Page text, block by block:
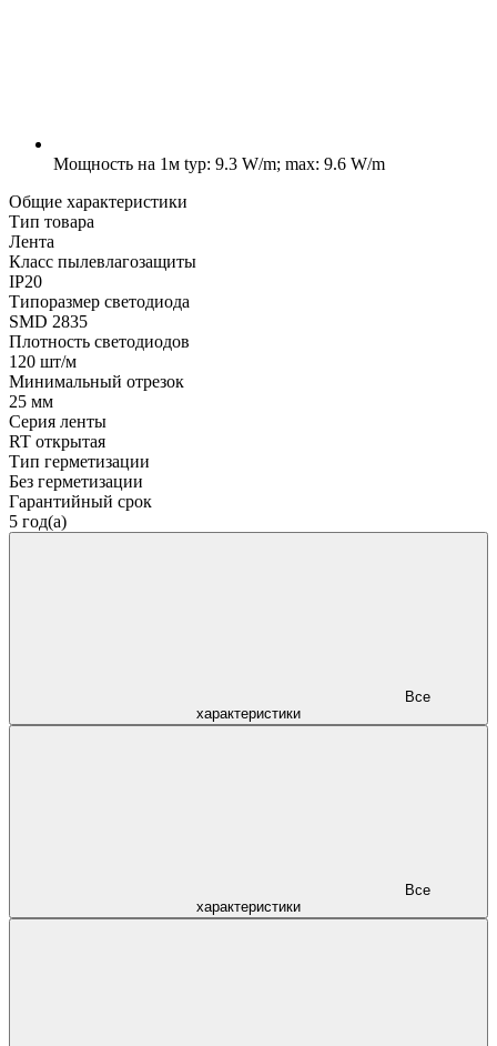
Мощность на 1м typ: 9.3 W/m; max: 9.6 W/m
Общие характеристики
Тип товара
Лента
Класс пылевлагозащиты
IP20
Типоразмер светодиода
SMD 2835
Плотность светодиодов
120 шт/м
Минимальный отрезок
25 мм
Серия ленты
RT открытая
Тип герметизации
Без герметизации
Гарантийный срок
5 год(а)
характеристики
характеристики